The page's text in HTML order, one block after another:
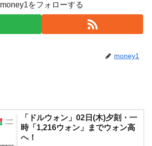
money1をフォローする
money1
「ドルウォン」02日(木)夕刻・一
時「1,216ウォン」までウォン高
へ！